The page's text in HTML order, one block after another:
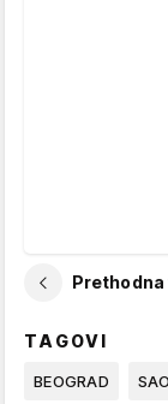
TAGOVI
BEOGRAD